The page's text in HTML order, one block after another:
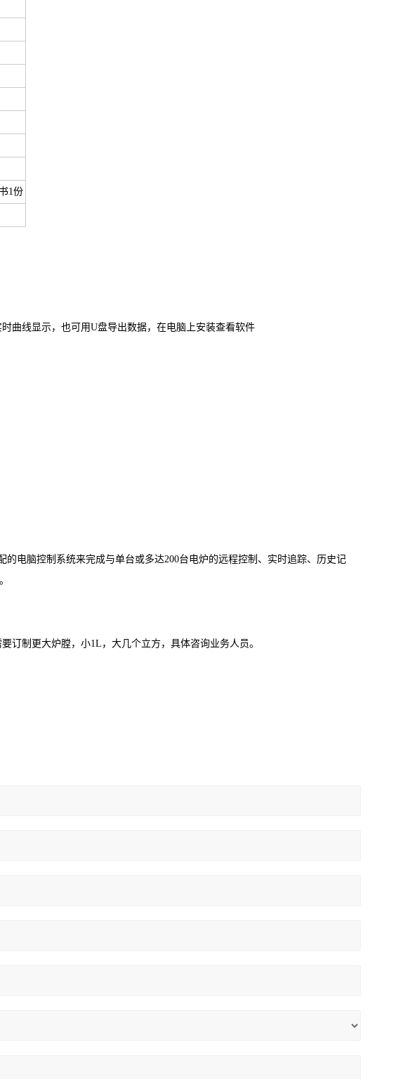
1份
曲线显示，也可用U盘导出数据，在电脑上安装查看软件
电脑控制系统来完成与单台或多达200台电炉的远程控制、实时追踪、历史记
订制更大炉膛，小1L，大几个立方，具体咨询业务人员。